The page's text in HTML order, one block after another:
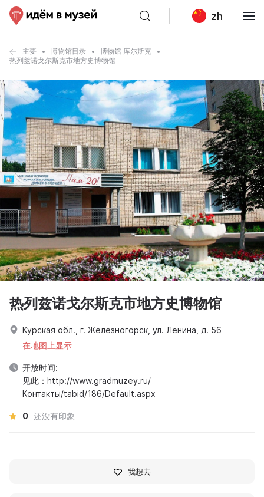
zh
主要 博物馆目录
博物馆 库尔斯克
热列兹诺戈尔斯克市地方史博物馆
热列兹诺戈尔斯克市地方史博物馆
Курская обл., г. Железногорск, ул. Ленина, д. 56
在地图上显示
开放时间:
见此：http://www.gradmuzey.ru/
Контакты/tabid/186/Default.aspx
0 还没有印象
我想去